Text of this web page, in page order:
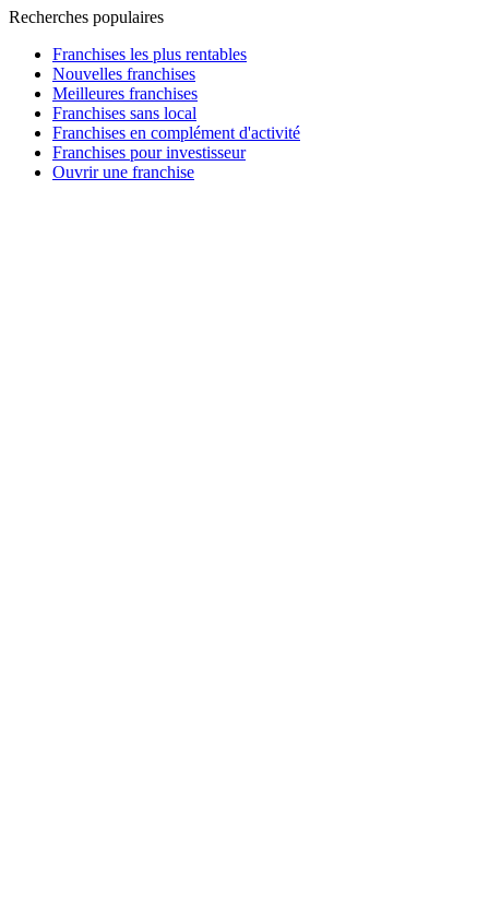
Recherches populaires
Franchises les plus rentables
Nouvelles franchises
Meilleures franchises
Franchises sans local
Franchises en complément d'activité
Franchises pour investisseur
Ouvrir une franchise